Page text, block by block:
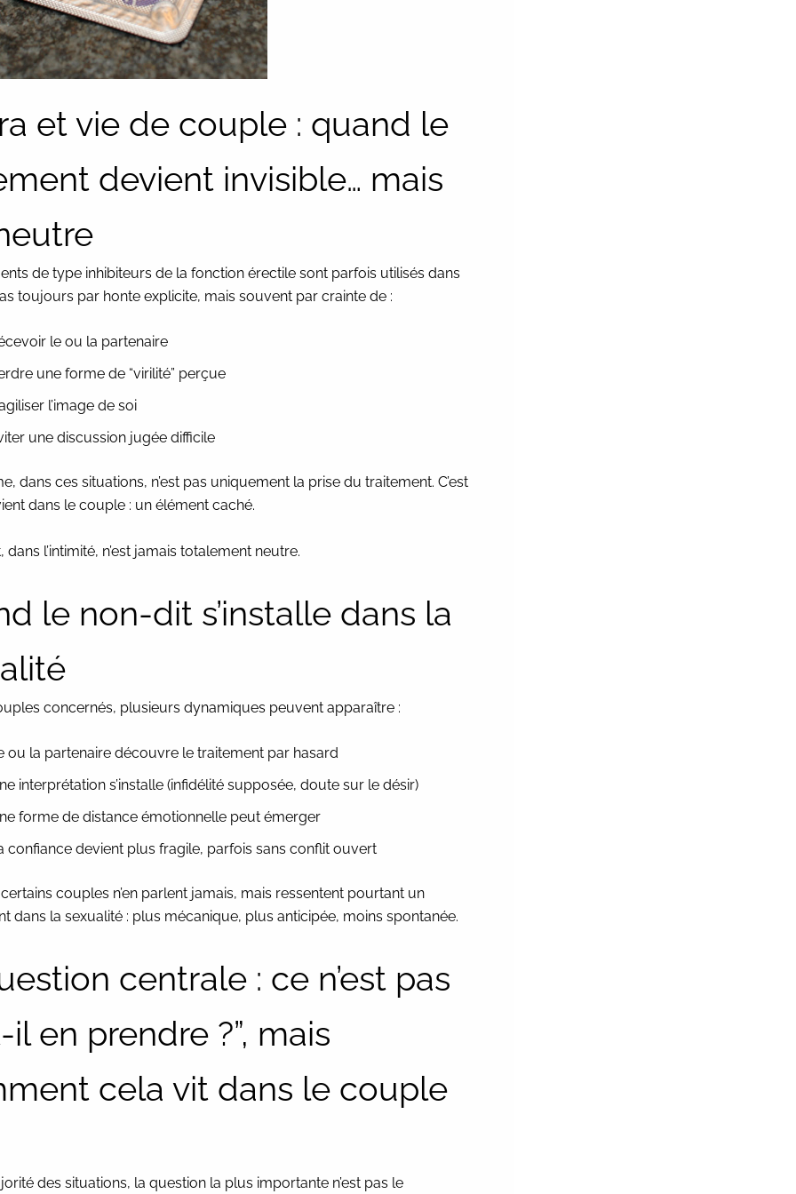
et vie de couple : quand le
devient invisible… mais
de type inhibiteurs de la fonction érectile sont parfois utilisés dans
toujours par honte explicite, mais souvent par crainte de :
le ou la partenaire
une forme de “virilité” perçue
l’image de soi
une discussion jugée difficile
dans ces situations, n’est pas uniquement la prise du traitement. C’est
dans le couple : un élément caché.
dans l’intimité, n’est jamais totalement neutre.
le non-dit s’installe dans la
concernés, plusieurs dynamiques peuvent apparaître :
ou la partenaire découvre le traitement par hasard
interprétation s’installe (infidélité supposée, doute sur le désir)
forme de distance émotionnelle peut émerger
confiance devient plus fragile, parfois sans conflit ouvert
certains couples n’en parlent jamais, mais ressentent pourtant un
dans la sexualité : plus mécanique, plus anticipée, moins spontanée.
centrale : ce n’est pas
il en prendre ?”, mais
cela vit dans le couple
des situations, la question la plus importante n’est pas le